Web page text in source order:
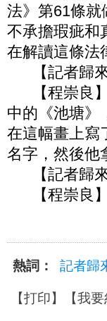
法》第61條就
不承擔瑕疵和
在解讀這條法
【記者歸來
【程崇良】
中的《池塘》
在這幅畫上寫
名字，然後他
【記者歸來
【程崇良】
熱詞： 記者歸
【打印】【我要